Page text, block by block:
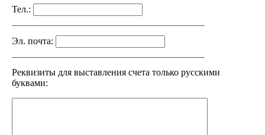
Тел.:
Эл. почта:
Реквизиты для выставления счета только русскими
буквами: